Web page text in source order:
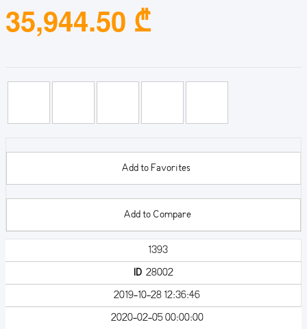
35,944.50 ₾
Add to Favorites
Add to Compare
1393
ID28002
2019-10-28 12:36:46
2020-02-05 00:00:00